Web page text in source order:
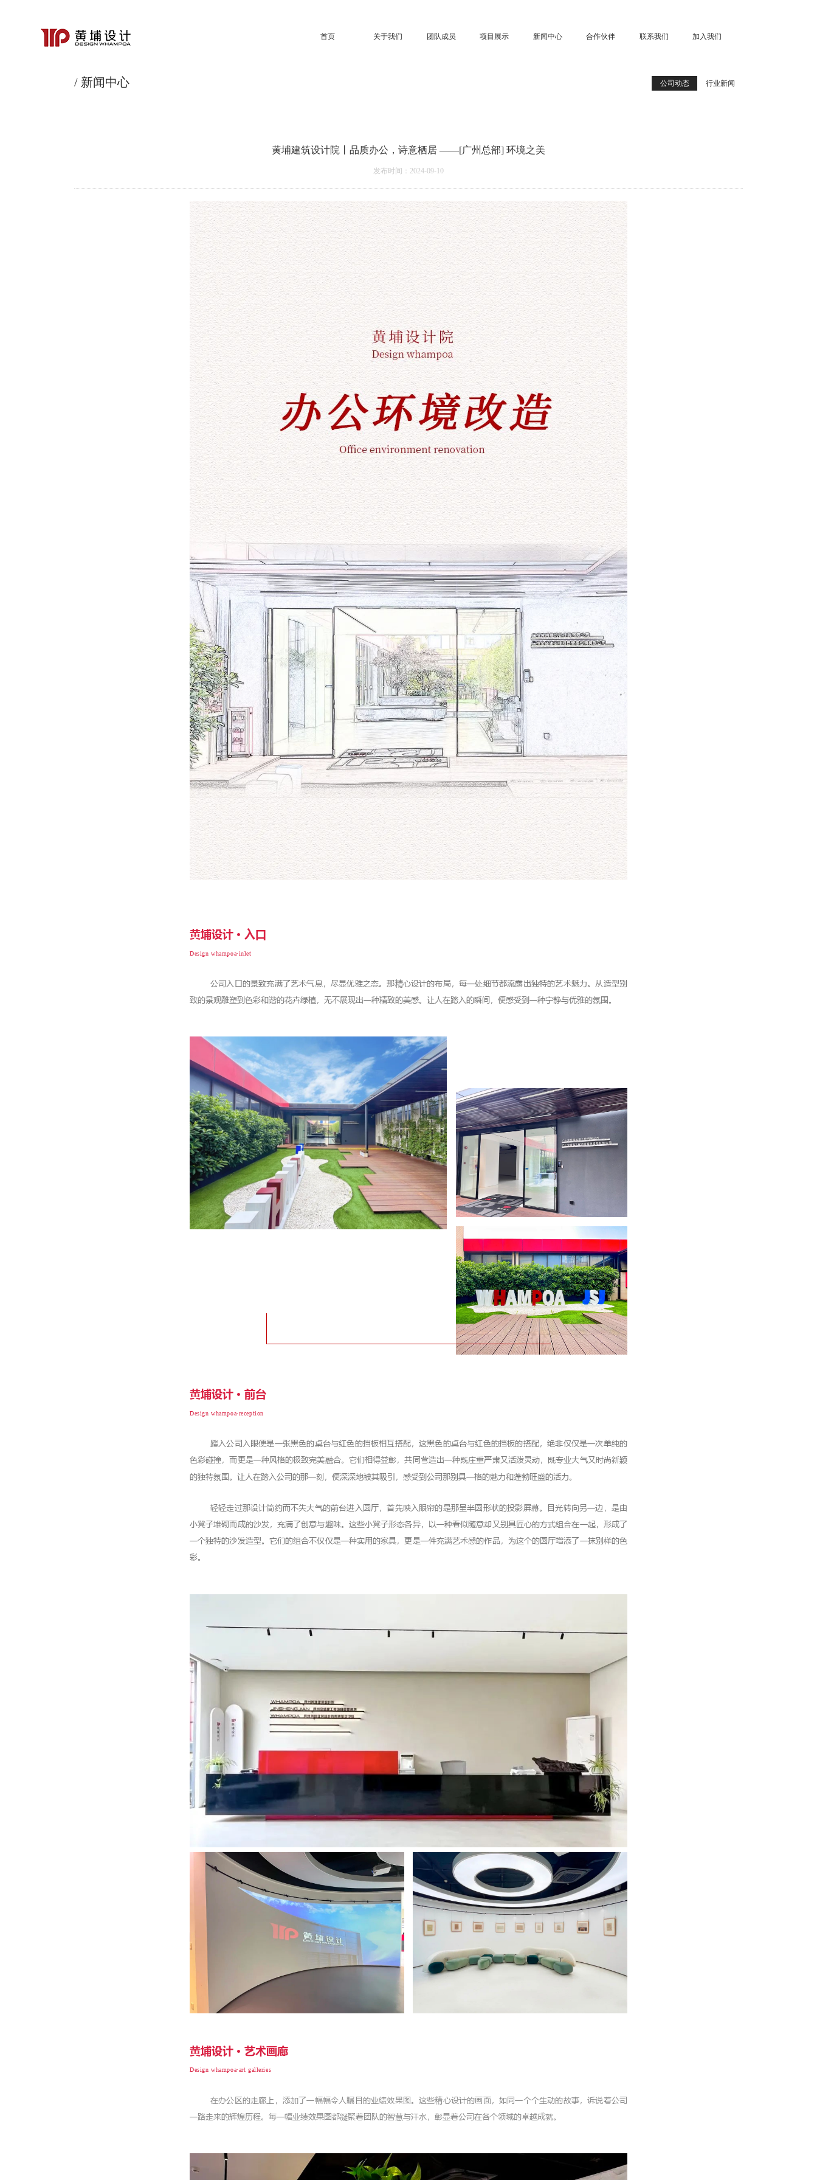
首页 关于我们 团队成员 项目展示 新闻中心 合作伙伴 联系我们 加入我们
/ 新闻中心 公司动态 行业新闻
黄埔建筑设计院丨品质办公，诗意栖居 ——[广州总部] 环境之美
发布时间：2024-09-10